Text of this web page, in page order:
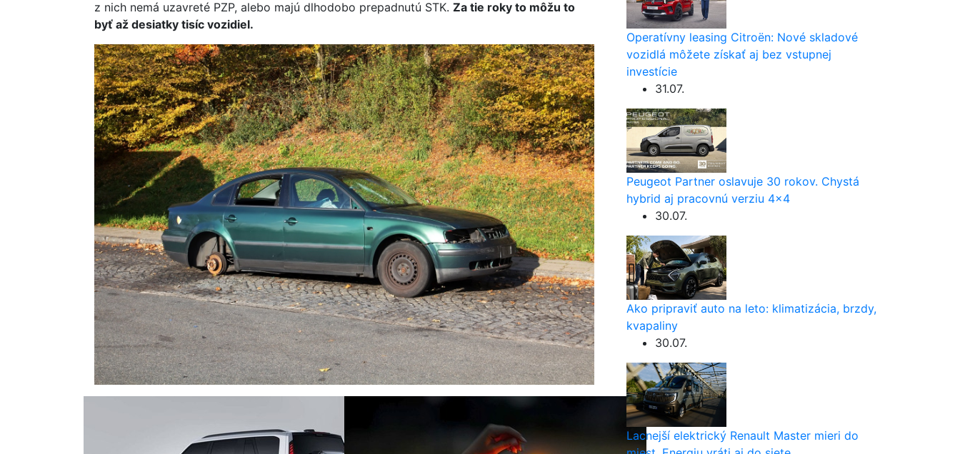
z nich nemá uzavreté PZP, alebo majú dlhodobo prepadnutú STK. Za tie roky to môžu to
byť až desiatky tisíc vozidiel.
Operatívny leasing Citroën: Nové skladové
vozidlá môžete získať aj bez vstupnej
investície
31.07.
Peugeot Partner oslavuje 30 rokov. Chystá
hybrid aj pracovnú verziu 4×4
30.07.
Ako pripraviť auto na leto: klimatizácia, brzdy,
kvapaliny
30.07.
Lacnejší elektrický Renault Master mieri do